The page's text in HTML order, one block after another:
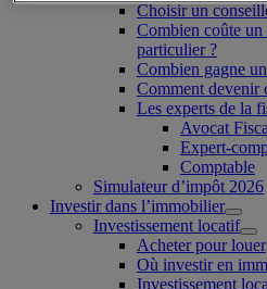
Choisir un
Combien coûte
particulier ?
Combien gagne
Comment devenir
Les experts de la
Avocat
Expert-
Comptable
Simulateur d’impôt 2026
Investir dans l’immobilier
Investissement locatif
Acheter pour louer
Où investir en
Investissement